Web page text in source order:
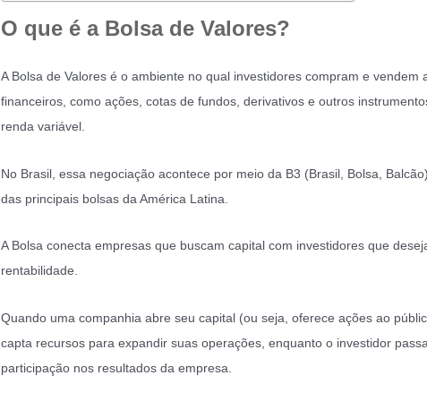
O que é a Bolsa de Valores?
A Bolsa de Valores é o ambiente no qual investidores compram e vendem
financeiros, como ações, cotas de fundos, derivativos e outros
renda variável.
No Brasil, essa negociação acontece por meio da B3 (Brasil, Bolsa,
das principais bolsas da América Latina.
A Bolsa conecta empresas que buscam capital com investidores que
rentabilidade.
Quando uma companhia abre seu capital (ou seja, oferece ações ao
capta recursos para expandir suas operações, enquanto o investidor
participação nos resultados da empresa.